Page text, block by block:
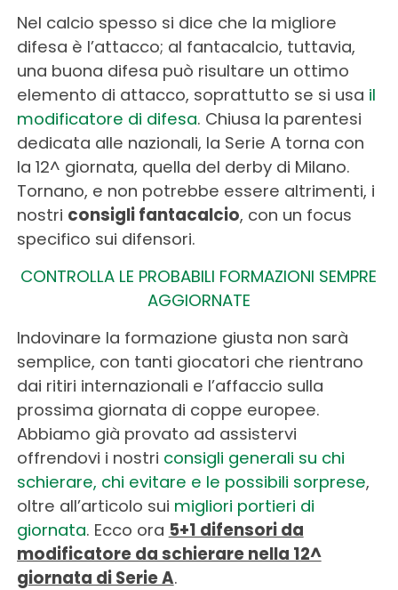
Nel calcio spesso si dice che la migliore
difesa è l’attacco; al fantacalcio, tuttavia,
una buona difesa può risultare un ottimo
elemento di attacco, soprattutto se si usa il
modificatore di difesa. Chiusa la parentesi
dedicata alle nazionali, la Serie A torna con
la 12^ giornata, quella del derby di Milano.
Tornano, e non potrebbe essere altrimenti, i
nostri consigli fantacalcio, con un focus
specifico sui difensori.
CONTROLLA LE PROBABILI FORMAZIONI SEMPRE
AGGIORNATE
Indovinare la formazione giusta non sarà
semplice, con tanti giocatori che rientrano
dai ritiri internazionali e l’affaccio sulla
prossima giornata di coppe europee.
Abbiamo già provato ad assistervi
offrendovi i nostri consigli generali su chi
schierare, chi evitare e le possibili sorprese,
oltre all’articolo sui migliori portieri di
giornata. Ecco ora 5+1 difensori da
modificatore da schierare nella 12^
giornata di Serie A.